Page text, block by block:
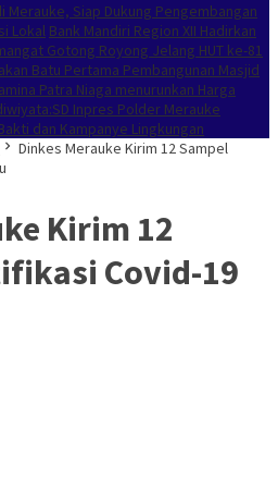
Merauke, Siap Dukung Pengembangan
Lokal Bank Mandiri Region XII Hadirkan
Gotong Royong Jelang HUT ke-81
Batu Pertama Pembangunan Masjid
Patra Niaga menurunkan Harga
Inpres Polder Merauke
dan Kampanye Lingkungan
Dinkes Merauke Kirim 12 Sampel
Kirim 12
Covid-19